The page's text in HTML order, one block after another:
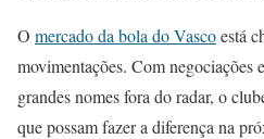
O mercado da bola do Vascoestá
movimentações. Com negociações
grandes nomes fora do radar, o
que possam fazer a diferença na